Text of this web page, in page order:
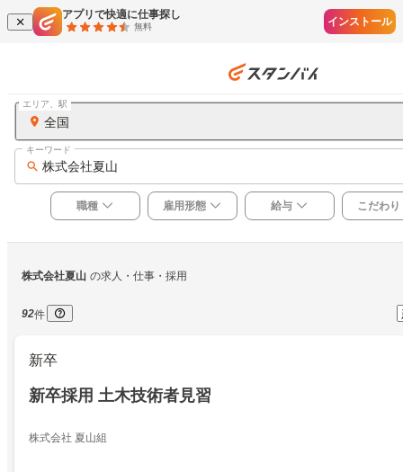
アプリで快適に仕事探し
無料 インストール
全国
エリア、駅
株式会社夏山
キーワード
職種 雇用形態 給与 こだわり
株式会社夏山 の求人・仕事・採用
92件
新卒
新卒採用 土木技術者見習
株式会社 夏山組